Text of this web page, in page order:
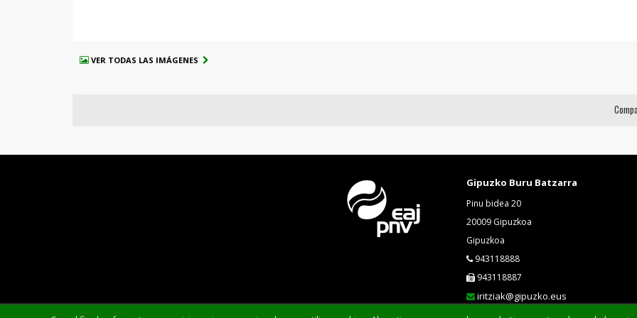
VER TODAS LAS IMÁGENES
Gipuzko Buru Batzarra
Pinu bidea 20
20009 Gipuzkoa
Gipuzkoa
943118888
943118887
iritziak@gipuzko.eus